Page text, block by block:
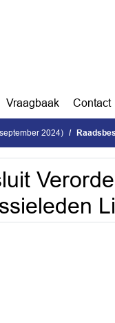
Vraagbaak Contact
2024)